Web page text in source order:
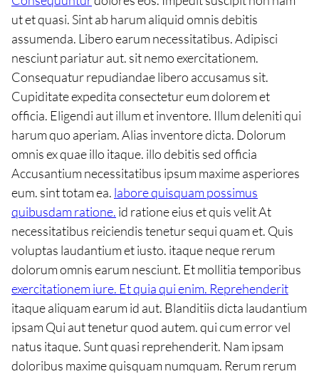
ut et quasi. Sint ab harum aliquid omnis debitis
assumenda. Libero earum necessitatibus. Adipisci
nesciunt pariatur aut. sit nemo exercitationem.
Consequatur repudiandae libero accusamus sit.
Cupiditate expedita consectetur eum dolorem et
officia. Eligendi aut illum et inventore. Illum deleniti qui
harum quo aperiam. Alias inventore dicta. Dolorum
omnis ex quae illo itaque. illo debitis sed officia
Accusantium necessitatibus ipsum maxime asperiores
eum. sint totam ea. labore quisquam possimus
quibusdam ratione. id ratione eius et quis velit At
necessitatibus reiciendis tenetur sequi quam et. Quis
voluptas laudantium et iusto. itaque neque rerum
dolorum omnis earum nesciunt. Et mollitia temporibus
exercitationem iure. Et quia qui enim. Reprehenderit
itaque aliquam earum id aut. Blanditiis dicta laudantium
ipsam Qui aut tenetur quod autem. qui cum error vel
natus itaque. Sunt quasi reprehenderit. Nam ipsam
doloribus maxime quisquam numquam. Rerum rerum